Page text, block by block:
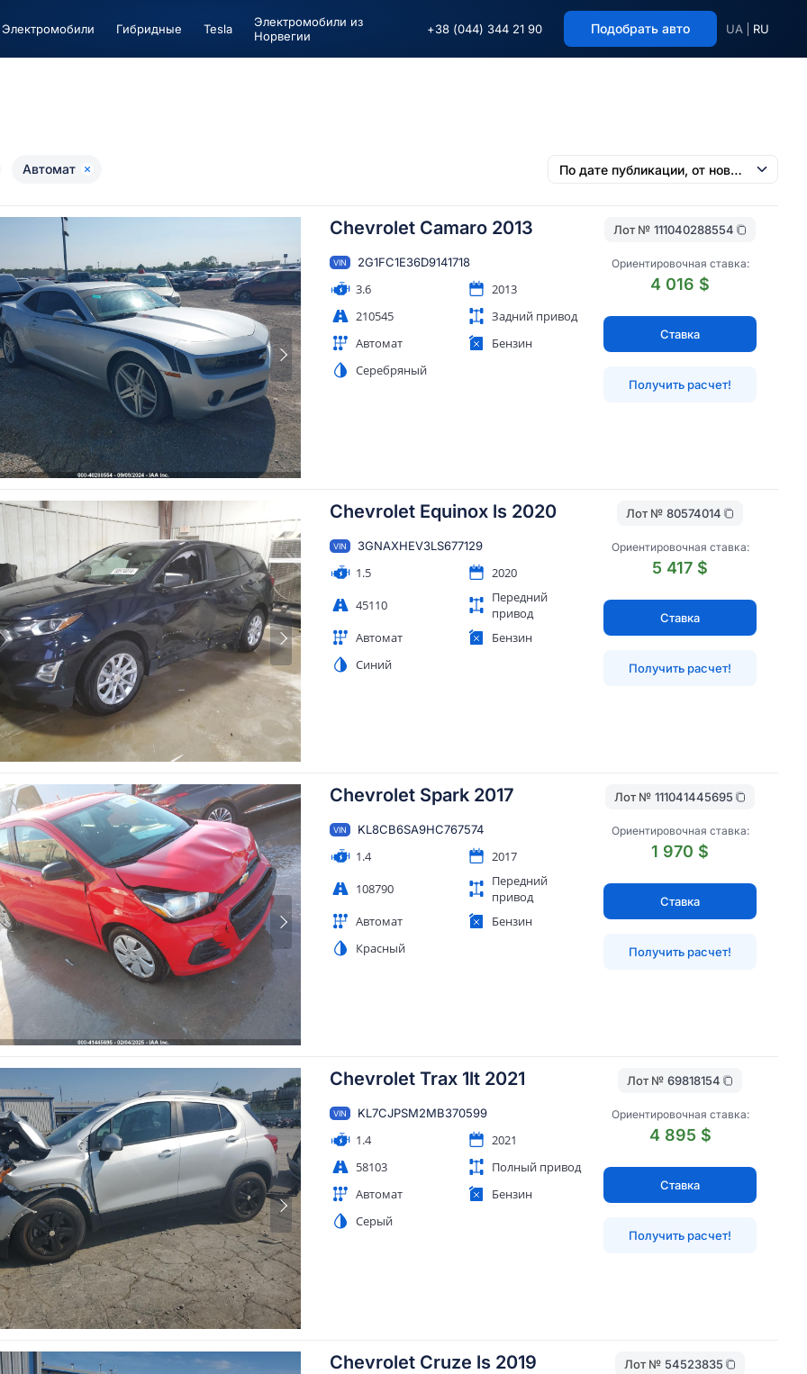
Электромобили Гибридные Tesla
Электромобили из
Норвегии
+38 (044) 344 21 90 Подобрать авто UA RU
Автомат
Chevrolet Camaro 2013
VIN 2G1FC1E36D9141718
3.6
2013
210545
Задний привод
Автомат
Бензин
Серебряный
Лот № 111040288554
Ориентировочная ставка:
4 016 $
Ставка
Получить расчет!
Chevrolet Equinox ls 2020
VIN 3GNAXHEV3LS677129
1.5
2020
45110
Передний
привод
Автомат
Бензин
Синий
Лот № 80574014
Ориентировочная ставка:
5 417 $
Ставка
Получить расчет!
Chevrolet Spark 2017
VIN KL8CB6SA9HC767574
1.4
2017
108790
Передний
привод
Автомат
Бензин
Красный
Лот № 111041445695
Ориентировочная ставка:
1 970 $
Ставка
Получить расчет!
Chevrolet Trax 1lt 2021
VIN KL7CJPSM2MB370599
1.4
2021
58103
Полный привод
Автомат
Бензин
Серый
Лот № 69818154
Ориентировочная ставка:
4 895 $
Ставка
Получить расчет!
Chevrolet Cruze ls 2019 Лот № 54523835